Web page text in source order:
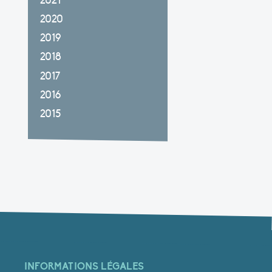
2020
2019
2018
2017
2016
2015
INFORMATIONS LÉGALES